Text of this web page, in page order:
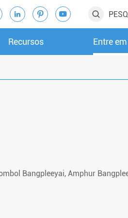
   
Recursos Entre
Bangpleeyai, Amphur